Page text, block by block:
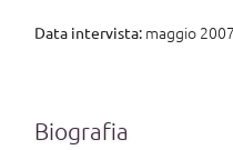
Data intervista: maggio 2007
Biografia